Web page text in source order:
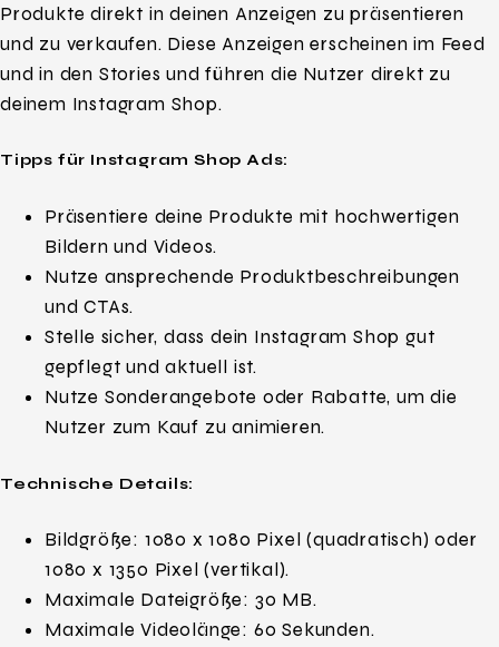
Produkte direkt in deinen Anzeigen zu präsentieren
und zu verkaufen. Diese Anzeigen erscheinen im Feed
und in den Stories und führen die Nutzer direkt zu
deinem Instagram Shop.
Tipps für Instagram Shop Ads:
Präsentiere deine Produkte mit hochwertigen
Bildern und Videos.
Nutze ansprechende Produktbeschreibungen
und CTAs.
Stelle sicher, dass dein Instagram Shop gut
gepflegt und aktuell ist.
Nutze Sonderangebote oder Rabatte, um die
Nutzer zum Kauf zu animieren.
Technische Details:
Bildgröße: 1080 x 1080 Pixel (quadratisch) oder
1080 x 1350 Pixel (vertikal).
Maximale Dateigröße: 30 MB.
Maximale Videolänge: 60 Sekunden.